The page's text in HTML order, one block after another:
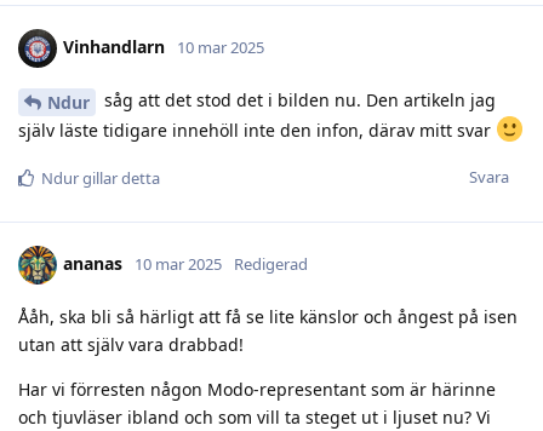
Vinhandlarn 10 mar 2025
Ndur
såg att det stod det i bilden nu. Den artikeln jag
själv läste tidigare innehöll inte den infon, därav mitt svar
Svara
Ndurgillar detta
ananas 10 mar 2025 Redigerad
Ååh, ska bli så härligt att få se lite känslor och ångest på isen
utan att själv vara drabbad!
Har vi förresten någon Modo-representant som är härinne
och tjuvläser ibland och som vill ta steget ut i ljuset nu? Vi